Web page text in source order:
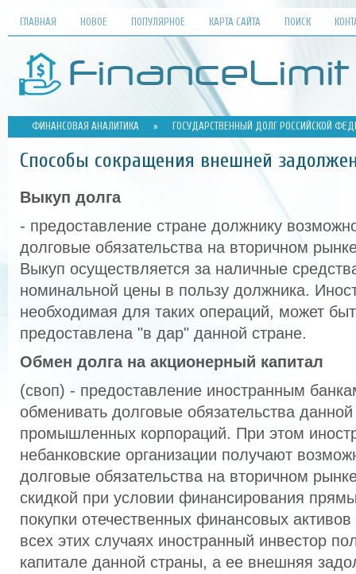
ГЛАВНАЯ НОВОЕ ПОПУЛЯРНОЕ КАРТА САЙТА ПОИСК
ФИНАНСОВАЯ АНАЛИТИКА » ГОСУДАРСТВЕННЫЙ ДОЛГ РОССИЙСКОЙ
Способы сокращения внешней
Выкуп долга
- предоставление стране должнику
долговые обязательства на вторичном
Выкуп осуществляется за наличные
номинальной цены в пользу должника.
необходимая для таких операций, может
предоставлена "в дар" данной стране.
Обмен долга на акционерный капитал
(своп) - предоставление иностранным
обменивать долговые обязательства
промышленных корпораций. При этом
небанковские органи­зации получают
долговые обязательства на вторичном
скидкой при условии финансирования
покупки отечественных финансовых
всех этих случаях иностранный инвестор
капитале данной страны, а ее внешняя